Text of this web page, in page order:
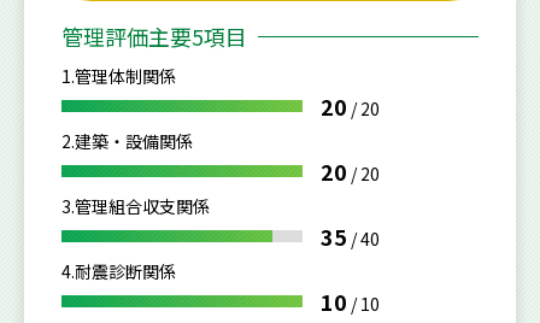
管理評価主要5項目
1.管理体制関係
20 /20
2.建築・設備関係
20 /20
3.管理組合収支関係
35 /40
4.耐震診断関係
10 /10